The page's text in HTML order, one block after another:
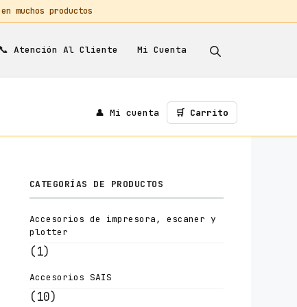
muchos productos
📞 Atención Al Cliente Mi Cuenta
👤 Mi cuenta 🛒 Carrito
CATEGORÍAS DE PRODUCTOS
Accesorios de impresora, escaner y
plotter
(1)
Accesorios SAIS
(10)